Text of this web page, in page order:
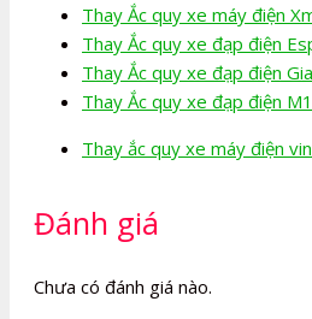
Thay Ắc quy xe máy điện
Thay Ắc quy xe đạp điện
Thay Ắc quy xe đạp điện
Thay Ắc quy xe đạp điện
Thay ắc quy xe máy điện
Đánh giá
Chưa có đánh giá nào.